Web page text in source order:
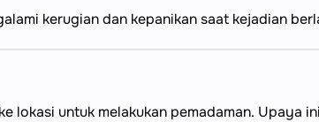
kerugian dan kepanikan saat kejadian
lokasi untuk melakukan pemadaman. Upaya